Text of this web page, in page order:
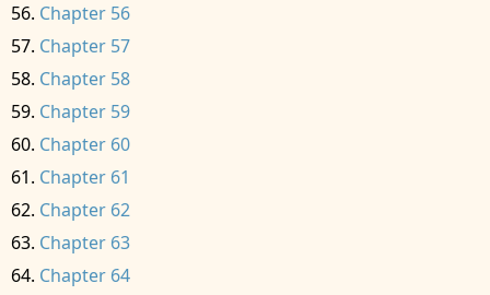
Chapter 56
Chapter 57
Chapter 58
Chapter 59
Chapter 60
Chapter 61
Chapter 62
Chapter 63
Chapter 64